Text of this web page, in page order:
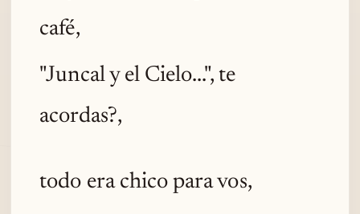
café,
"Juncal y el Cielo...", te
acordas?,
todo era chico para vos,